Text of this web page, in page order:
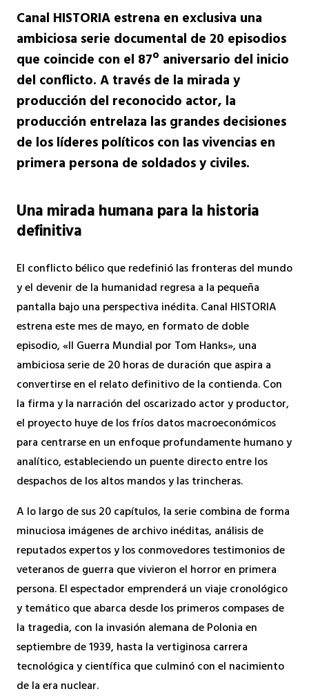
Canal HISTORIA estrena en exclusiva una
ambiciosa serie documental de 20 episodios
que coincide con el 87º aniversario del inicio
del conflicto. A través de la mirada y
producción del reconocido actor, la
producción entrelaza las grandes decisiones
de los líderes políticos con las vivencias en
primera persona de soldados y civiles.
Una mirada humana para la historia
definitiva
El conflicto bélico que redefinió las fronteras del mundo
y el devenir de la humanidad regresa a la pequeña
pantalla bajo una perspectiva inédita. Canal HISTORIA
estrena este mes de mayo, en formato de doble
episodio, «II Guerra Mundial por Tom Hanks», una
ambiciosa serie de 20 horas de duración que aspira a
convertirse en el relato definitivo de la contienda. Con
la firma y la narración del oscarizado actor y productor,
el proyecto huye de los fríos datos macroeconómicos
para centrarse en un enfoque profundamente humano y
analítico, estableciendo un puente directo entre los
despachos de los altos mandos y las trincheras.
A lo largo de sus 20 capítulos, la serie combina de forma
minuciosa imágenes de archivo inéditas, análisis de
reputados expertos y los conmovedores testimonios de
veteranos de guerra que vivieron el horror en primera
persona. El espectador emprenderá un viaje cronológico
y temático que abarca desde los primeros compases de
la tragedia, con la invasión alemana de Polonia en
septiembre de 1939, hasta la vertiginosa carrera
tecnológica y científica que culminó con el nacimiento
de la era nuclear.